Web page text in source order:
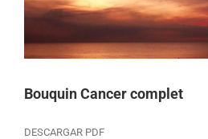
Bouquin Cancer complet
DESCARGAR PDF